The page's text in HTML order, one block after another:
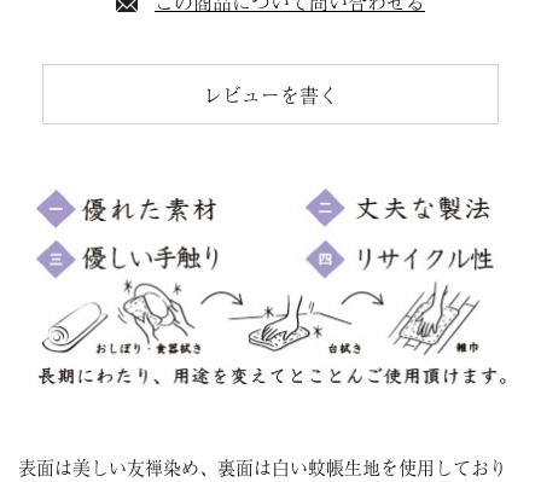
レビューを書く
表面は美しい友禅染め、裏面は白い蚊帳生地を使用しており